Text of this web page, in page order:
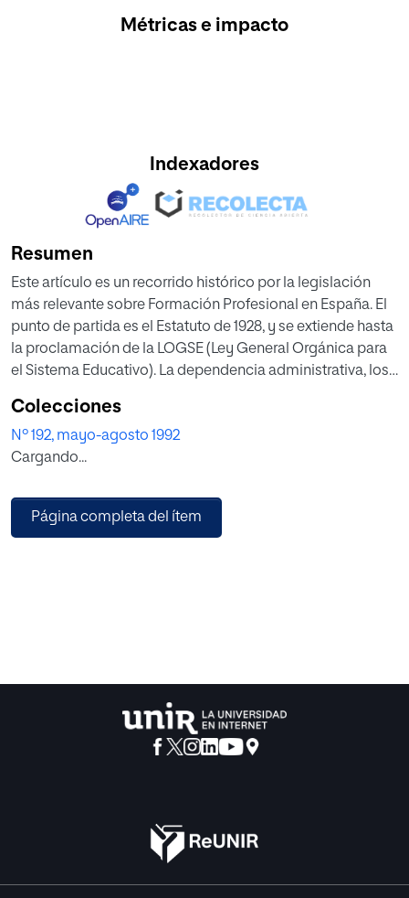
Métricas e impacto
Indexadores
Resumen
Este artículo es un recorrido histórico por la legislación
más relevante sobre Formación Profesional en España. El
punto de partida es el Estatuto de 1928, y se extiende hasta
la proclamación de la LOGSE (Ley General Orgánica para
el Sistema Educativo). La dependencia administrativa, los
definición de Formación Profesional y su organización y
financiación, se analizan en cada período examinado. La
formación profesional en España ha dependido del
Estado, y más tarde de los Ministerios de Educación
Nacional y de Educación y Ciencia. El autor considera si
Colecciones
Nº 192, mayo-agosto 1992
Cargando...
Página completa del ítem